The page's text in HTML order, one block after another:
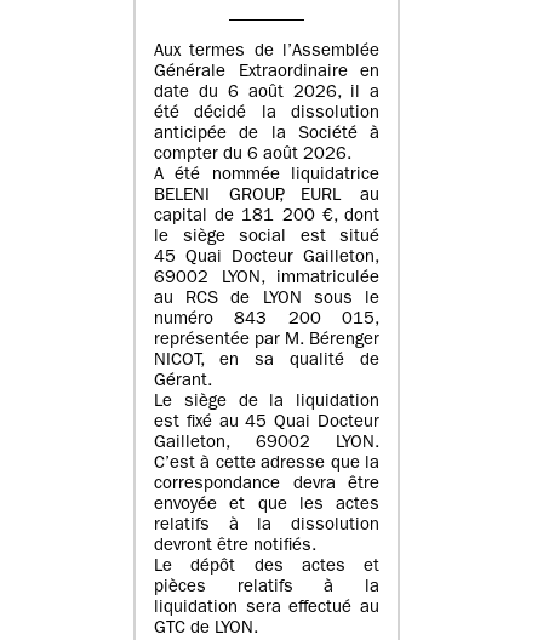
Aux termes de l’Assemblée
Générale Extraordinaire en
date du 6 août 2026, il a
été décidé la dissolution
anticipée de la Société à
compter du 6 août 2026.
A été nommée liquidatrice
BELENI GROUP, EURL au
capital de 181 200 €, dont
le siège social est situé
45 Quai Docteur Gailleton,
69002 LYON, immatriculée
au RCS de LYON sous le
numéro 843 200 015,
représentée par M. Bérenger
NICOT, en sa qualité de
Gérant.
Le siège de la liquidation
est fixé au45 Quai Docteur
Gailleton, 69002 LYON.
C’est à cette adresse que la
correspondance devra être
envoyée et que les actes
relatifs à la dissolution
devront être notifiés.
Le dépôt des actes et
pièces relatifs à la
liquidation sera effectué au
GTC de LYON.